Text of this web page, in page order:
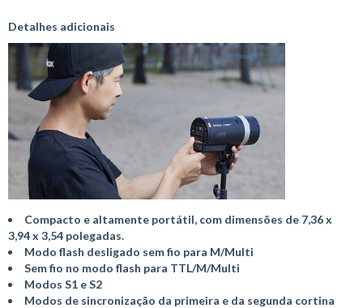
Detalhes adicionais
Compacto e altamente portátil, com dimensões de 7,36 x
3,94 x 3,54 polegadas.
Modo flash desligado sem fio para M/Multi
Sem fio no modo flash para TTL/M/Multi
Modos S1 e S2
Modos de sincronização da primeira e da segunda cortina